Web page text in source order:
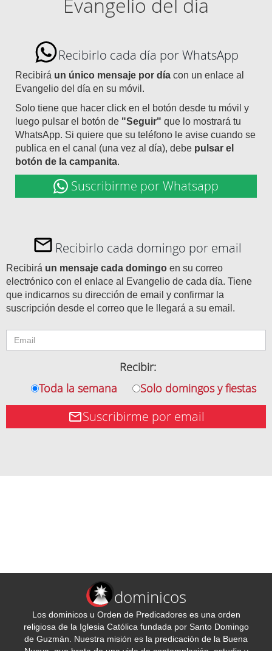
Evangelio del día
Recibirlo cada día por WhatsApp
Recibirá un único mensaje por día con un enlace al
Evangelio del día en su móvil.
Solo tiene que hacer click en el botón desde tu móvil y
luego pulsar el botón de "Seguir" que lo mostrará tu
WhatsApp. Si quiere que su teléfono le avise cuando se
publica en el canal (una vez al día), debe pulsar el
botón de la campanita.
Suscribirme por Whatsapp
Recibirlo cada domingo por email
Recibirá un mensaje cada domingo en su correo
electrónico con el enlace al Evangelio de cada día. Tiene
que indicarnos su dirección de email y confirmar la
suscripción desde el correo que le llegará a su email.
Recibir:
Toda la semana
Solo domingos y fiestas
Suscribirme por email
dominicos
Los dominicos u Orden de Predicadores es una orden
religiosa de la Iglesia Católica fundada por Santo Domingo
de Guzmán. Nuestra misión es la predicación de la Buena